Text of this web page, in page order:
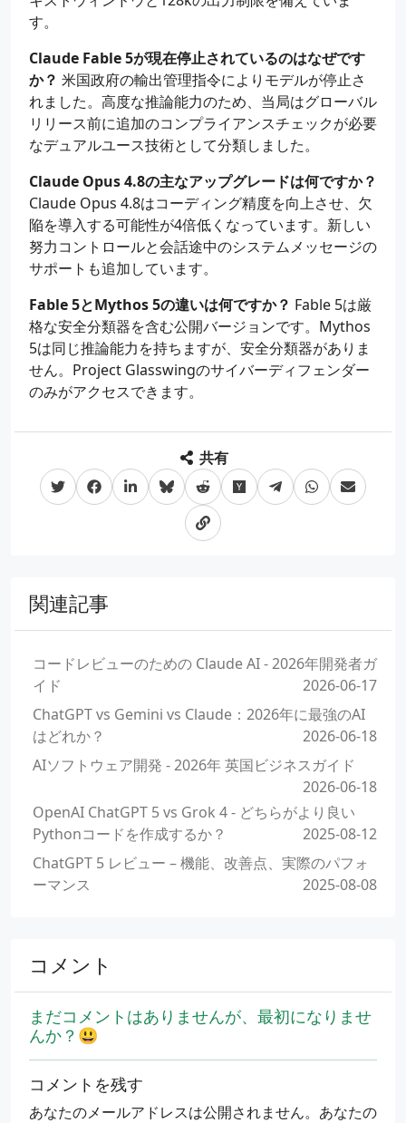
す。
Claude Fable 5が現在停止されているのはなぜです
か？ 米国政府の輸出管理指令によりモデルが停止さ
れました。高度な推論能力のため、当局はグローバル
リリース前に追加のコンプライアンスチェックが必要
なデュアルユース技術として分類しました。
Claude Opus 4.8の主なアップグレードは何ですか？
Claude Opus 4.8はコーディング精度を向上させ、欠
陥を導入する可能性が4倍低くなっています。新しい
努力コントロールと会話途中のシステムメッセージの
サポートも追加しています。
Fable 5とMythos 5の違いは何ですか？ Fable 5は厳
格な安全分類器を含む公開バージョンです。Mythos
5は同じ推論能力を持ちますが、安全分類器がありま
せん。Project Glasswingのサイバーディフェンダー
のみがアクセスできます。
共有
関連記事
コードレビューのための Claude AI - 2026年開発者ガ
イド
2026-06-17
ChatGPT vs Gemini vs Claude：2026年に最強のAI
はどれか？
2026-06-18
AIソフトウェア開発 - 2026年 英国ビジネスガイド
2026-06-18
OpenAI ChatGPT 5 vs Grok 4 - どちらがより良い
Pythonコードを作成するか？
2025-08-12
ChatGPT 5 レビュー – 機能、改善点、実際のパフォ
ーマンス
2025-08-08
コメント
まだコメントはありませんが、最初になりませ
んか？😃
コメントを残す
あなたのメールアドレスは公開されません。あなたの